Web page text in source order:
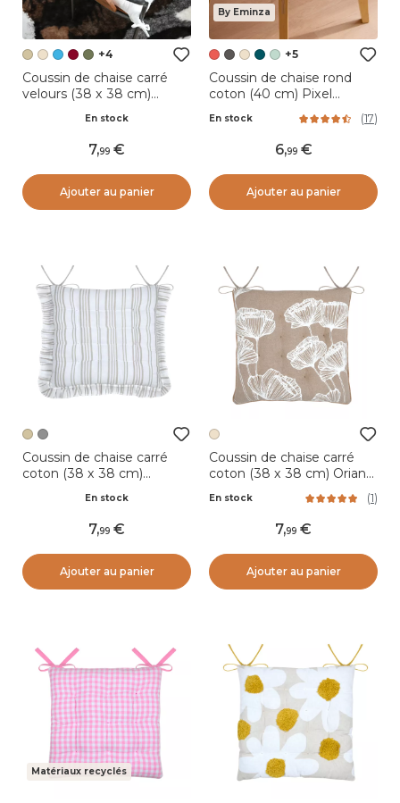
+4
Coussin de chaise carré
velours (38 x 38 cm)
En stock
7,99
Ajouter au panier
By Eminza
+5
Coussin de chaise rond
coton (40 cm) Pixel
En stock (17)
6,99
Ajouter au panier
Coussin de chaise carré
coton (38 x 38 cm)
En stock
7,99
Ajouter au panier
Coussin de chaise carré
coton (38 x 38 cm) Oriana
En stock (1)
7,99
Ajouter au panier
Matériaux recyclés